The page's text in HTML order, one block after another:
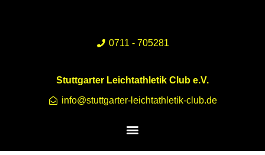
0711 - 705281
Stuttgarter Leichtathletik Club e.V.
info@stuttgarter-leichtathletik-club.de